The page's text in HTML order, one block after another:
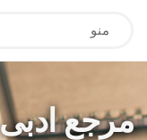
منو
مرجع